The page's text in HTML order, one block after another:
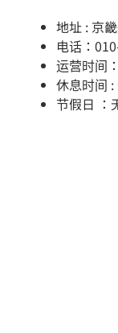
地址 : 京
电话：
运营时间
休息时间 :
节假日 ：